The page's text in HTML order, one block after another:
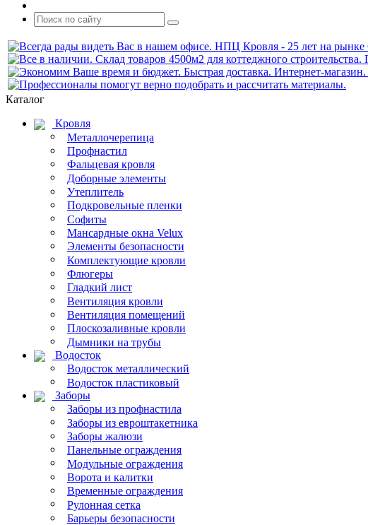
Каталог
Кровля
Металлочерепица
Профнастил
Фальцевая кровля
Доборные элементы
Утеплитель
Подкровельные пленки
Софиты
Мансардные окна Velux
Элементы безопасности
Комплектующие кровли
Флюгеры
Гладкий лист
Вентиляция кровли
Вентиляция помещений
Плоскозаливные кровли
Дымники на трубы
Водосток
Водосток металлический
Водосток пластиковый
Заборы
Заборы из профнастила
Заборы из евроштакетника
Заборы жалюзи
Панельные ограждения
Модульные ограждения
Ворота и калитки
Временные ограждения
Рулонная сетка
Барьеры безопасности